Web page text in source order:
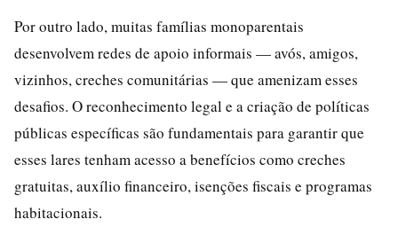
Por outro lado, muitas famílias monoparentais
desenvolvem redes de apoio informais — avós, amigos,
vizinhos, creches comunitárias — que amenizam esses
desafios. O reconhecimento legal e a criação de políticas
públicas específicas são fundamentais para garantir que
esses lares tenham acesso a benefícios como creches
gratuitas, auxílio financeiro, isenções fiscais e programas
habitacionais.